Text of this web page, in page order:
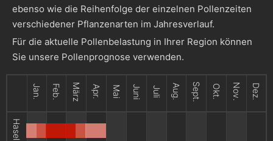
ebenso wie die Reihenfolge der einzelnen Pollenzeiten
verschiedener Pflanzenarten im Jahresverlauf.
Für die aktuelle Pollenbelastung in Ihrer Region können
Sie unsere Pollenprognose verwenden.
Jan. Feb. März Apr. Mai Juni Juli Aug. Sept. Okt. Nov. Dez.
Hasel